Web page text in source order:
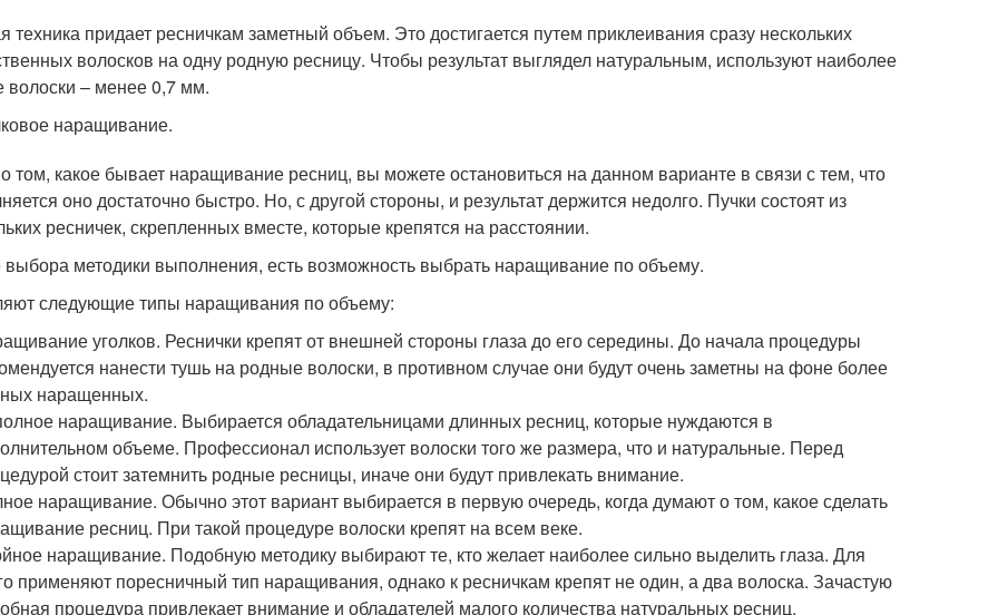
техника придает ресничкам заметный объем. Это достигается путем приклеивания сразу нескольких
волосков на одну родную ресницу. Чтобы результат выглядел натуральным, используют наиболее
волоски – менее 0,7 мм.
наращивание.
том, какое бывает наращивание ресниц, вы можете остановиться на данном варианте в связи с тем, что
оно достаточно быстро. Но, с другой стороны, и результат держится недолго. Пучки состоят из
ресничек, скрепленных вместе, которые крепятся на расстоянии.
методики выполнения, есть возможность выбрать наращивание по объему.
следующие типы наращивания по объему:
уголков. Реснички крепят от внешней стороны глаза до его середины. До начала процедуры
нанести тушь на родные волоски, в противном случае они будут очень заметны на фоне более
наращенных.
наращивание. Выбирается обладательницами длинных ресниц, которые нуждаются в
объеме. Профессионал использует волоски того же размера, что и натуральные. Перед
стоит затемнить родные ресницы, иначе они будут привлекать внимание.
наращивание. Обычно этот вариант выбирается в первую очередь, когда думают о том, какое сделать
ресниц. При такой процедуре волоски крепят на всем веке.
наращивание. Подобную методику выбирают те, кто желает наиболее сильно выделить глаза. Для
применяют поресничный тип наращивания, однако к ресничкам крепят не один, а два волоска. Зачастую
процедура привлекает внимание и обладателей малого количества натуральных ресниц.